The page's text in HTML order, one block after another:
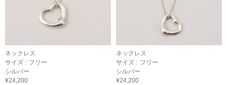
ネックレス
サイズ : フリー
シルバー
¥24,200
ネックレス
サイズ : フリー
シルバー
¥24,200